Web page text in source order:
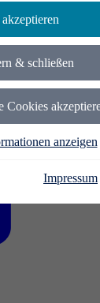
& schließen
Cookies
anzeigen
Impressum